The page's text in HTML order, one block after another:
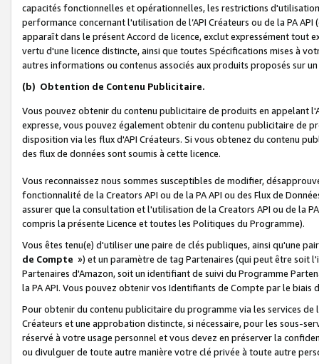
capacités fonctionnelles et opérationnelles, les restrictions
performance concernant l'utilisation de l’API Créateurs ou de la PA
apparaît dans le présent Accord de licence, exclut expressément tout
vertu d'une licence distincte, ainsi que toutes Spécifications mises à
autres informations ou contenus associés aux produits proposés sur
(b) Obtention de Contenu Publicitaire.
Vous pouvez obtenir du contenu publicitaire de produits en appelant
expresse, vous pouvez également obtenir du contenu publicitaire de
disposition via les flux d'API Créateurs. Si vous obtenez du contenu
des flux de données sont soumis à cette licence.
Vous reconnaissez nous sommes susceptibles de modifier,
fonctionnalité de la Creators API ou de la PA API ou des Flux de
assurer que la consultation et l'utilisation de la Creators API ou de la
compris la présente Licence et toutes les Politiques du Programme).
Vous êtes tenu(e) d'utiliser une paire de clés publiques, ainsi qu'une
de Compte ») et un paramètre de tag Partenaires (qui peut être soit
Partenaires d'Amazon, soit un identifiant de suivi du Programme
la PA API. Vous pouvez obtenir vos Identifiants de Compte par le biais
Pour obtenir du contenu publicitaire du programme via les services
Créateurs et une approbation distincte, si nécessaire, pour les sous-
réservé à votre usage personnel et vous devez en préserver la
ou divulguer de toute autre manière votre clé privée à toute autre